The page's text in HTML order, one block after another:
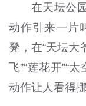
在天坛公
动作引来一片
凳，在“天坛大
飞”“莲花开”“
动作让人看得